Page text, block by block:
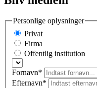
Personlige oplysninger
Privat
Firma
Offentlig institution
Fornavn*
Efternavn*